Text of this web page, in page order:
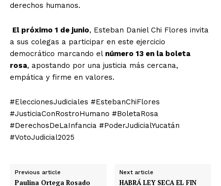
derechos humanos.
El próximo 1 de junio, Esteban Daniel Chi Flores invita
a sus colegas a participar en este ejercicio
democrático marcando el número 13 en la boleta
rosa, apostando por una justicia más cercana,
empática y firme en valores.
#EleccionesJudiciales #EstebanChiFlores
#JusticiaConRostroHumano #BoletaRosa
#DerechosDeLaInfancia #PoderJudicialYucatán
#VotoJudicial2025
Previous article
Paulina Ortega Rosado
Next article
HABRÁ LEY SECA EL FIN